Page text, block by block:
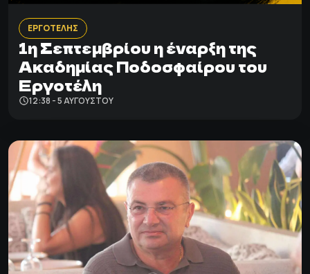
ΕΡΓΟΤΕΛΗΣ
1η Σεπτεμβρίου η έναρξη της
Ακαδημίας Ποδοσφαίρου του
Εργοτέλη
12:38 - 5 ΑΥΓΟΎΣΤΟΥ